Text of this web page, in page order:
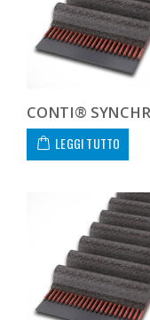
LEGGI TUTTO